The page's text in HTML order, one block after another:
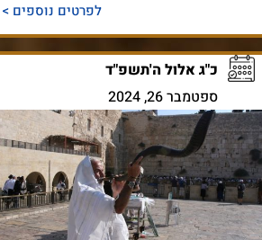
לפרטים נוספים >
כ"ג אלול ה'תשפ"ד
ספטמבר 26, 2024